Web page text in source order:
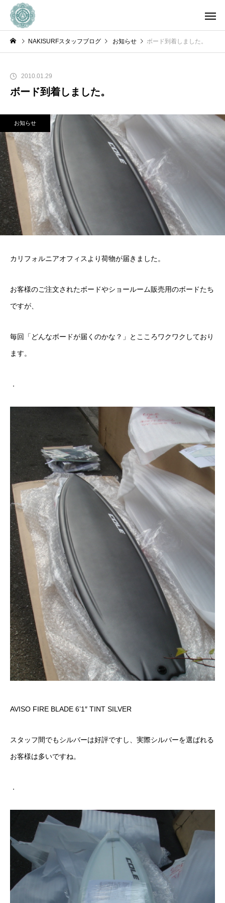
NAKISURFスタッフブログ お知らせ ボード到着しました。
2010.01.29
ボード到着しました。
お知らせ
カリフォルニアオフィスより荷物が届きました。
お客様のご注文されたボードやショールーム販売用のボードたち
ですが、
毎回「どんなボードが届くのかな？」とこころワクワクしており
ます。
．
AVISO FIRE BLADE 6’1″ TINT SILVER
スタッフ間でもシルバーは好評ですし、実際シルバーを選ばれる
お客様は多いですね。
．